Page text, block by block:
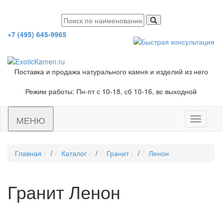
+7 (495) 645-9965
Поставка и продажа натурального камня и изделий из него
Режим работы: Пн-пт с 10-18, сб 10-16, вс выходной
Toggle
МЕНЮ
Главная / Каталог / Гранит / Ленон
Гранит Ленон